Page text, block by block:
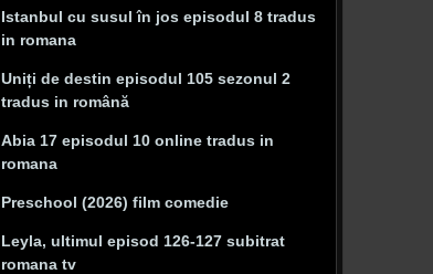
Istanbul cu susul în jos episodul 8 tradus
in romana
Uniți de destin episodul 105 sezonul 2
tradus in română
Abia 17 episodul 10 online tradus in
romana
Preschool (2026) film comedie
Leyla, ultimul episod 126-127 subitrat
romana tv